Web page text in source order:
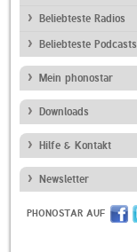
Beliebteste Radios
Beliebteste Podcasts
Mein phonostar
Downloads
Hilfe & Kontakt
Newsletter
PHONOSTAR AUF